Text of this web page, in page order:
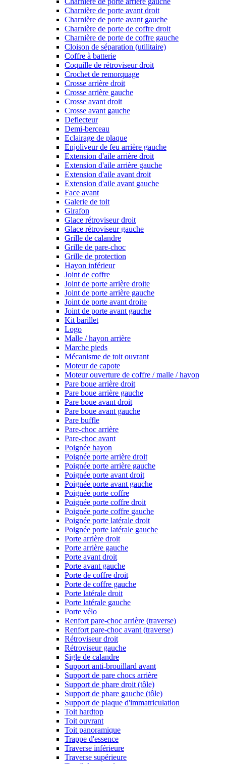
Charnière de porte avant droit
Charnière de porte avant gauche
Charnière de porte de coffre droit
Charnière de porte de coffre gauche
Cloison de séparation (utilitaire)
Coffre à batterie
Coquille de rétroviseur droit
Crochet de remorquage
Crosse arrière droit
Crosse arrière gauche
Crosse avant droit
Crosse avant gauche
Deflecteur
Demi-berceau
Eclairage de plaque
Enjoliveur de feu arrière gauche
Extension d'aile arrière droit
Extension d'aile arrière gauche
Extension d'aile avant droit
Extension d'aile avant gauche
Face avant
Galerie de toit
Girafon
Glace rétroviseur droit
Glace rétroviseur gauche
Grille de calandre
Grille de pare-choc
Grille de protection
Hayon inférieur
Joint de coffre
Joint de porte arrière droite
Joint de porte arrière gauche
Joint de porte avant droite
Joint de porte avant gauche
Kit barillet
Logo
Malle / hayon arrière
Marche pieds
Mécanisme de toit ouvrant
Moteur de capote
Moteur ouverture de coffre / malle / hayon
Pare boue arrière droit
Pare boue arrière gauche
Pare boue avant droit
Pare boue avant gauche
Pare buffle
Pare-choc arrière
Pare-choc avant
Poignée hayon
Poignée porte arrière droit
Poignée porte arrière gauche
Poignée porte avant droit
Poignée porte avant gauche
Poignée porte coffre
Poignée porte coffre droit
Poignée porte coffre gauche
Poignée porte latérale droit
Poignée porte latérale gauche
Porte arrière droit
Porte arrière gauche
Porte avant droit
Porte avant gauche
Porte de coffre droit
Porte de coffre gauche
Porte latérale droit
Porte latérale gauche
Porte vélo
Renfort pare-choc arrière (traverse)
Renfort pare-choc avant (traverse)
Rétroviseur droit
Rétroviseur gauche
Sigle de calandre
Support anti-brouillard avant
Support de pare chocs arrière
Support de phare droit (tôle)
Support de phare gauche (tôle)
Support de plaque d'immatriculation
Toit hardtop
Toit ouvrant
Toit panoramique
Trappe d'essence
Traverse inférieure
Traverse supérieure